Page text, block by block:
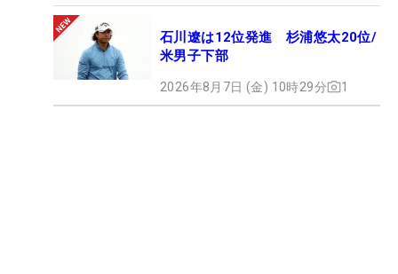
石川遼は12位発進 杉浦悠太20位/
米男子下部
2026年8月7日 (金) 10時29分 1